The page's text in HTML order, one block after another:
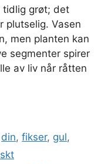
tidlig grøt; det
plutselig. Vasen
men planten kan
segmenter spirer
av liv når råtten
din,fikser, gul,